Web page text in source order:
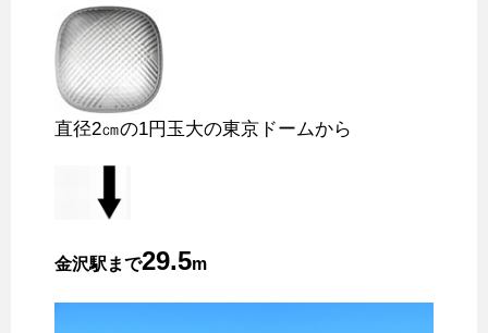
直径2㎝の1円玉大の東京ドームから
金沢駅まで29.5m